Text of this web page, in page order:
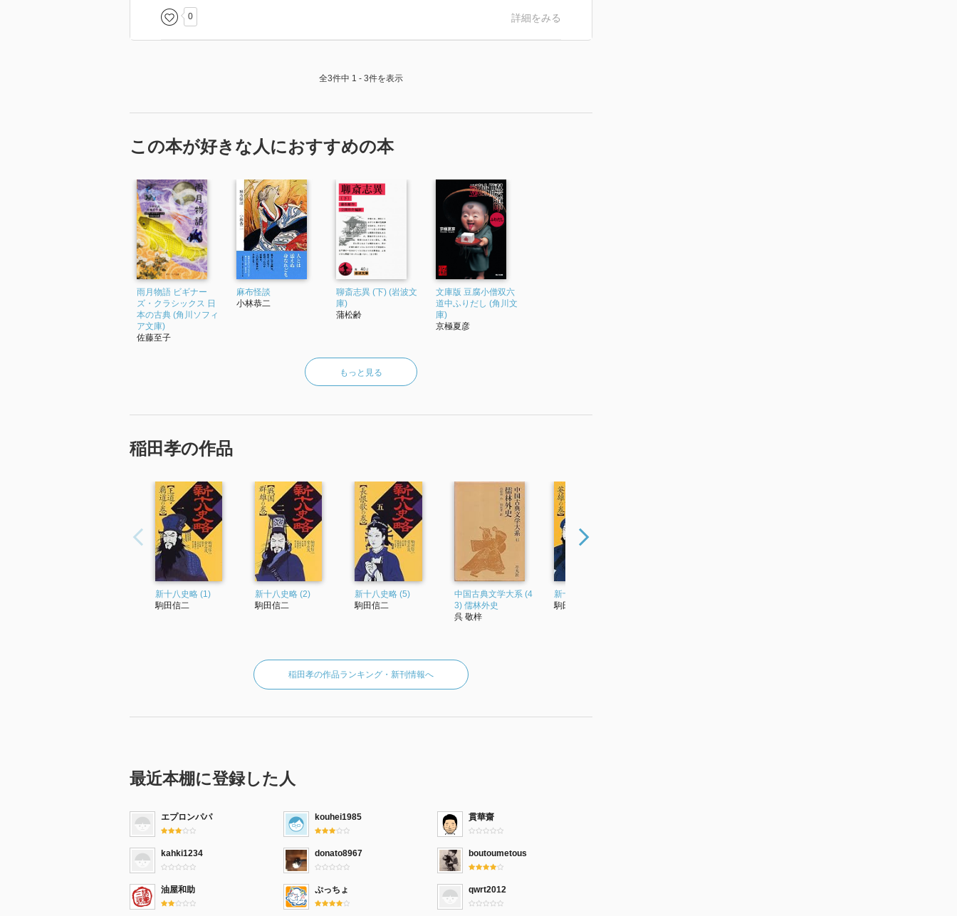
0 詳細をみる
全3件中 1 - 3件を表示
この本が好きな人におすすめの本
雨月物語 ビギナー
ズ・クラシックス 日
本の古典 (角川ソフィ
ア文庫)
佐藤至子
麻布怪談
小林恭二
聊斎志異 (下) (岩波文
庫)
蒲松齢
文庫版 豆腐小僧双六
道中ふりだし (角川文
庫)
京極夏彦
もっと見る
稲田孝の作品
新十八史略 (1)
駒田信二
新十八史略 (2)
駒田信二
新十八史略 (5)
駒田信二
中国古典文学大系 (4
3) 儒林外史
呉 敬梓
新十八史略 (6)
駒田信二
稲田孝の作品ランキング・新刊情報へ
最近本棚に登録した人
エプロンパパ kouhei1985 貫華齋
kahki1234 donato8967 boutoumetous
油屋和助 ぷっちょ qwrt2012